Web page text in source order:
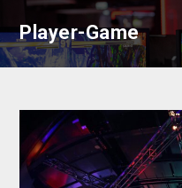
to
content
Player-Game